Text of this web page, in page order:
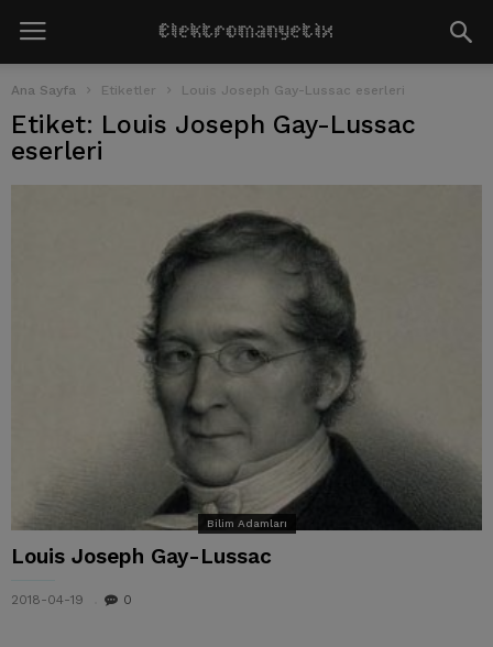
Ana Sayfa Etiketler Louis Joseph Gay-Lussac eserleri
Etiket: Louis Joseph Gay-Lussac
eserleri
Bilim Adamları
Louis Joseph Gay-Lussac
2018-04-19 0